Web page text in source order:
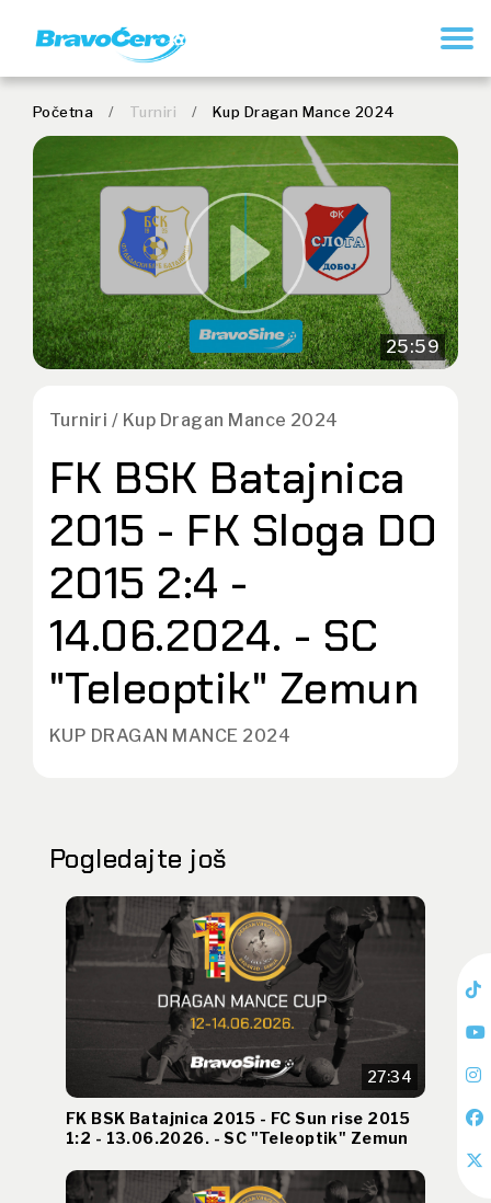
Početna / Turniri / Kup Dragan Mance 2024
25:59
Turniri / Kup Dragan Mance 2024
FK BSK Batajnica
2015 - FK Sloga DO
2015 2:4 -
14.06.2024. - SC
"Teleoptik" Zemun
KUP DRAGAN MANCE 2024
Pogledajte još
27:34
FK BSK Batajnica 2015 - FC Sun rise 2015
1:2 - 13.06.2026. - SC "Teleoptik" Zemun